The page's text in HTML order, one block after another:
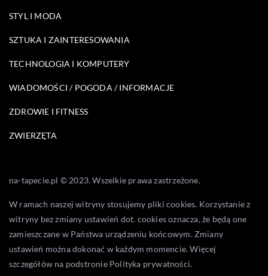
STYL I MODA
SZTUKA I ZAINTERESOWANIA
TECHNOLOGIA I KOMPUTERY
WIADOMOŚCI / POGODA / INFORMACJE
ZDROWIE I FITNESS
ZWIERZĘTA
na-tapecie.pl © 2023. Wszelkie prawa zastrzeżone.
W ramach naszej witryny stosujemy pliki cookies. Korzystanie z
witryny bez zmiany ustawień dot. cookies oznacza, że będą one
zamieszczane w Państwa urządzeniu końcowym. Zmiany
ustawień można dokonać w każdym momencie. Więcej
szczegółów na podstronie Polityka prywatności.